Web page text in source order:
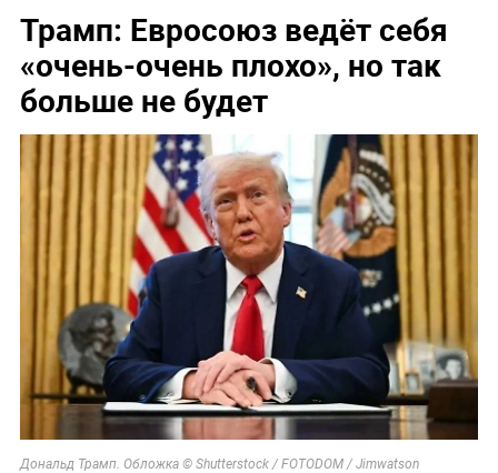
Трамп: Евросоюз ведёт себя
«очень-очень плохо», но так
больше не будет
Дональд Трамп. Обложка © Shutterstock / FOTODOM / Jimwatson